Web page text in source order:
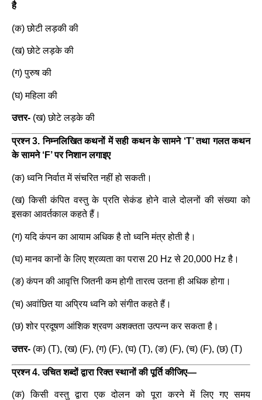
है
(क) छोटी लड़की की
(ख) छोटे लड़के की
(ग) पुरुष की
(घ) महिला की
उत्तर- (ख) छोटे लड़के की
प्रश्न 3. निम्नलिखित कथनों में सही कथन के सामने ‘T’ तथा गलत कथन
के सामने ‘F’ पर निशान लगाइए
(क) ध्वनि निर्वात में संचरित नहीं हो सकती।
(ख) किसी कंपित वस्तु के प्रति सेकंड होने वाले दोलनों की संख्या को
इसका आवर्तकाल कहते हैं।
(ग) यदि कंपन का आयाम अधिक है तो ध्वनि मंत्र होती है।
(घ) मानव कानों के लिए श्रव्यता का परास 20 Hz से 20,000 Hz है।
(ङ) कंपन की आवृत्ति जितनी कम होगी तारत्व उतना ही अधिक होगा।
(च) अवांछित या अप्रिय ध्वनि को संगीत कहते हैं।
(छ) शोर प्रदूषण आंशिक श्रवण अशक्तता उत्पन्न कर सकता है।
उत्तर- (क) (T), (ख) (F), (ग) (F), (घ) (T), (ङ) (F), (च) (F), (छ) (T)
प्रश्न 4. उचित शब्दों द्वारा रिक्त स्थानों की पूर्ति कीजिए—
(क) किसी वस्तु द्वारा एक दोलन को पूरा करने में लिए गए समय